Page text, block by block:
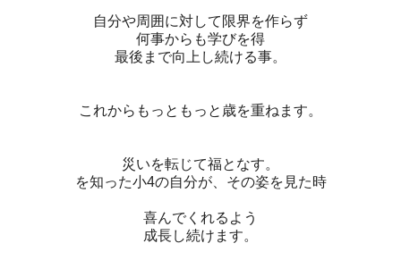
自分や周囲に対して限界を作らず
何事からも学びを得
最後まで向上し続ける事。
これからもっともっと歳を重ねます。
災いを転じて福となす。
を知った小4の自分が、その姿を見た時
喜んでくれるよう
成長し続けます。